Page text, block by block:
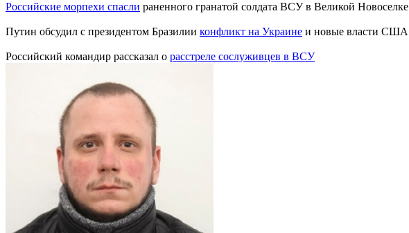
Российские морпехи спасли раненного гранатой солдата ВСУ в Великой Новоселке
Путин обсудил с президентом Бразилии конфликт на Украине и новые власти США
Российский командир рассказал о расстреле сослуживцев в ВСУ